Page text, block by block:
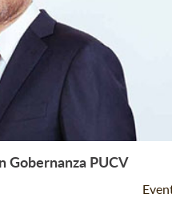
Leer Más +
Gobernanza PUCV